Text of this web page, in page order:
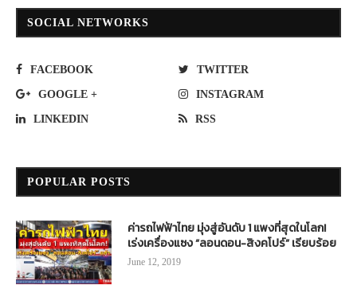
SOCIAL NETWORKS
FACEBOOK TWITTER
GOOGLE + INSTAGRAM
LINKEDIN RSS
POPULAR POSTS
ค่ารถไฟฟ้าไทย มุ่งสู่อันดับ 1 แพงที่สุดในโลก!
เร่งเครื่องแซง “ลอนดอน-สิงคโปร์” เรียบร้อย
June 12, 2019